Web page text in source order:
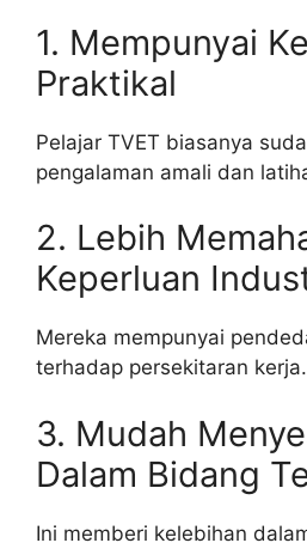
1. Mempunyai
Praktikal
Pelajar TVET biasanya
pengalaman amali dan
2. Lebih
Keperluan
Mereka mempunyai
terhadap persekitaran kerja.
3. Mudah
Dalam Bidang
Ini memberi kelebihan